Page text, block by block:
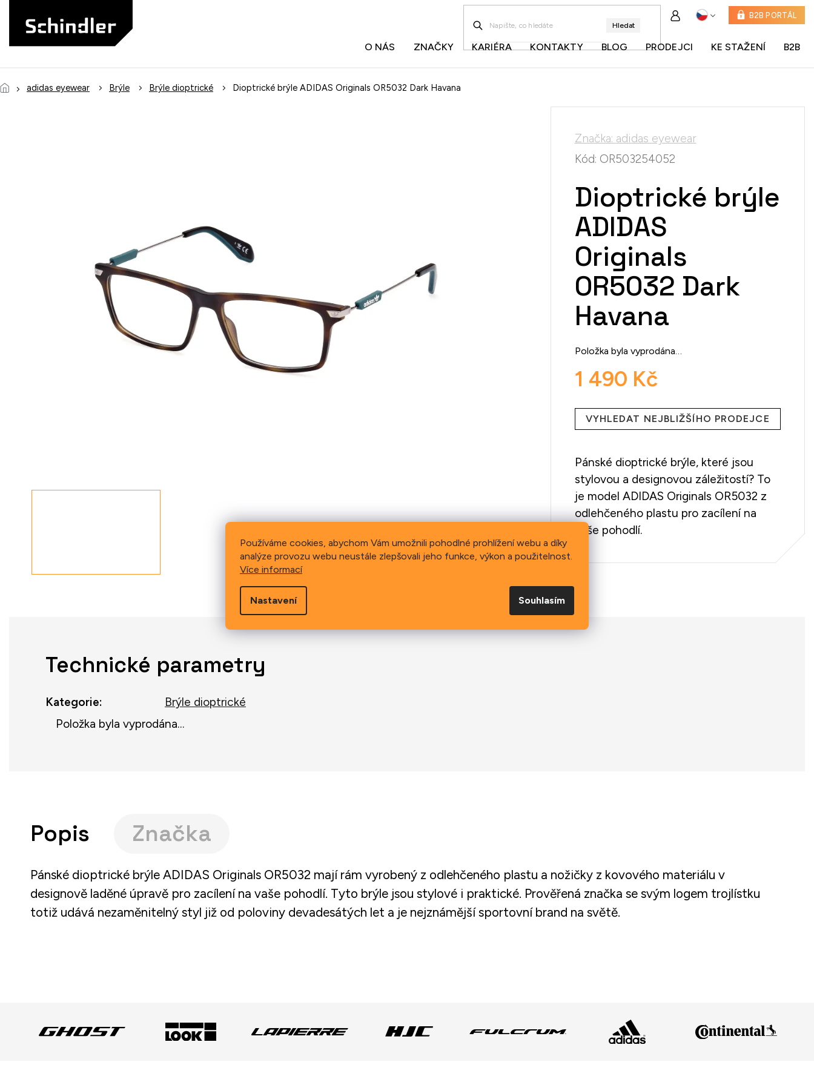
Používáme cookies, abychom Vám umožnili pohodlné prohlížení webu a díky
analýze provozu webu neustále zlepšovali jeho funkce, výkon a použitelnost.
Více informací
Nastavení Souhlasím
Hledat
B2B PORTÁL
O NÁS ZNAČKY KARIÉRA KONTAKTY BLOG PRODEJCI KE STAŽENÍ B2B
adidas eyewear Brýle Brýle dioptrické Dioptrické brýle ADIDAS Originals OR5032 Dark Havana
Dioptrické brýle
ADIDAS
Originals
OR5032 Dark
Havana
Značka: adidas eyewear
Kód: OR503254052
1 490 Kč
cena:
VYHLEDAT NEJBLIŽŠÍHO PRODEJCE
Položka byla vyprodána…
Pánské dioptrické brýle, které jsou
stylovou a designovou záležitostí? To
je model ADIDAS Originals OR5032 z
odlehčeného plastu pro zacílení na
vaše pohodlí.
Technické parametry
Kategorie:
Brýle dioptrické
Položka byla vyprodána…
Popis Značka
Pánské dioptrické brýle ADIDAS Originals OR5032 mají rám vyrobený z odlehčeného plastu a nožičky z kovového materiálu v
designově laděné úpravě pro zacílení na vaše pohodlí. Tyto brýle jsou stylové i praktické. Prověřená značka se svým logem trojlístku
totiž udává nezaměnitelný styl již od poloviny devadesátých let a je nejznámější sportovní brand na světě.